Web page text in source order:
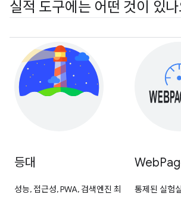
실적 도구에는 어떤 것이 있
등대
성능, 접근성, PWA, 검색엔진 최
Web
통제된 실험